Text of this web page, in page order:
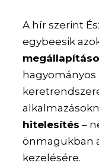
A hír szerint
egybeesik
hagyományos
hitelesítés –
önmagukban
kezelésére.